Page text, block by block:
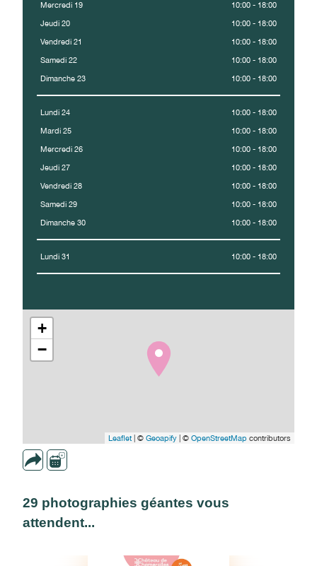
Mercredi 19 10:00 - 18:00
Jeudi 20 10:00 - 18:00
Vendredi 21 10:00 - 18:00
Samedi 22 10:00 - 18:00
Dimanche 23 10:00 - 18:00
Lundi 24 10:00 - 18:00
Mardi 25 10:00 - 18:00
Mercredi 26 10:00 - 18:00
Jeudi 27 10:00 - 18:00
Vendredi 28 10:00 - 18:00
Samedi 29 10:00 - 18:00
Dimanche 30 10:00 - 18:00
Lundi 31 10:00 - 18:00
+
−
Leaflet| © Geoapify | © OpenStreetMap contributors
29 photographies géantes vous
attendent...